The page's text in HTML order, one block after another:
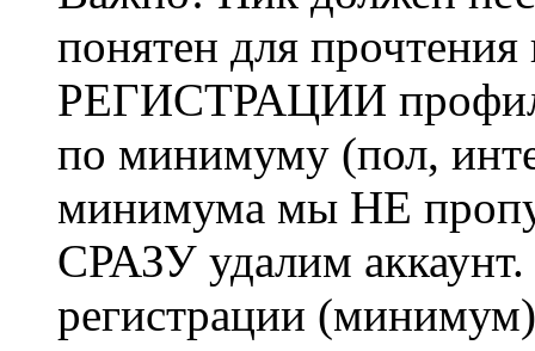
понятен для
РЕГИСТРАЦИИ профиль
по минимуму (пол,
минимума мы НЕ
СРАЗУ удалим
регистрации